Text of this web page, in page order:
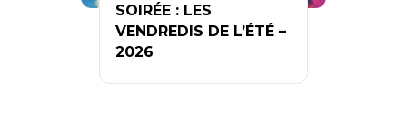
SOIRÉE : LES
VENDREDIS DE L’ÉTÉ –
2026